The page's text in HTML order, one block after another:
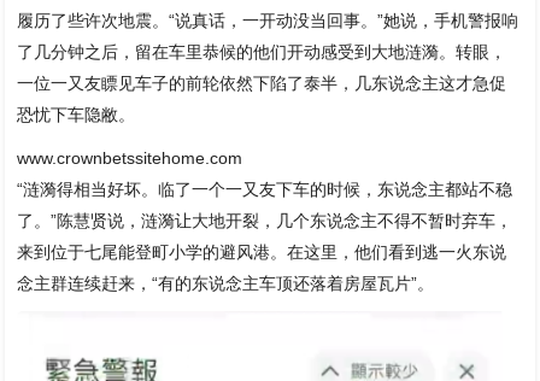
履历了些许次地震。“说真话，一开动没当回事。”她说，手机警报响
了几分钟之后，留在车里恭候的他们开动感受到大地涟漪。转眼，
一位一又友瞟见车子的前轮依然下陷了泰半，几东说念主这才急促
恐忧下车隐敝。
www.crownbetssitehome.com
“涟漪得相当好坏。临了一个一又友下车的时候，东说念主都站不稳
了。”陈慧贤说，涟漪让大地开裂，几个东说念主不得不暂时弃车，
来到位于七尾能登町小学的避风港。在这里，他们看到逃一火东说
念主群连续赶来，“有的东说念主车顶还落着房屋瓦片”。